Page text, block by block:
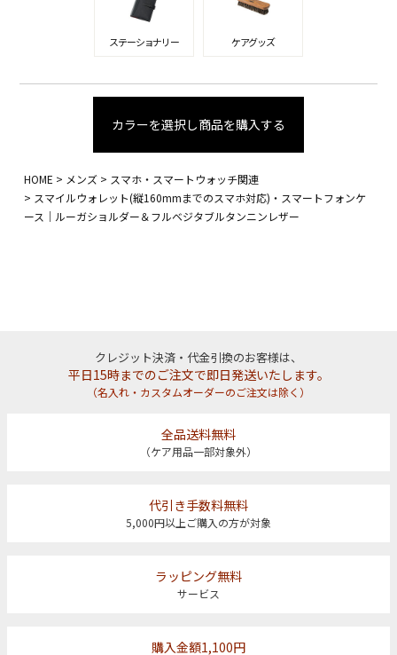
ステーショナリー ケアグッズ
カラーを選択し商品を購入する
HOME メンズ
スマホ・スマートウォッチ関連
スマイルウォレット(縦160mmまでのスマホ対応)・スマートフォンケ
ース｜ルーガショルダー＆フルベジタブルタンニンレザー
クレジット決済・代金引換のお客様は、
平日15時までのご注文で即日発送いたします。
（名入れ・カスタムオーダーのご注文は除く）
全品送料無料
（ケア用品一部対象外）
代引き手数料無料
5,000円以上ご購入の方が対象
ラッピング無料
サービス
購入金額1,100円